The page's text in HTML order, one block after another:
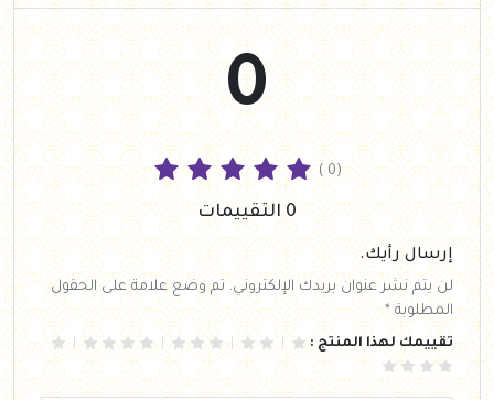
0
( 0)
0 التقييمات
إرسال رأيك.
لن يتم نشر عنوان بريدك الإلكتروني. تم وضع علامة على الحقول
المطلوبة *
تقييمك لهذا المنتج :